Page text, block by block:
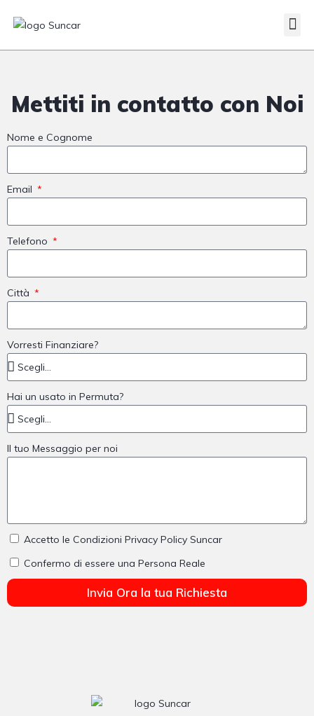
Mettiti in contatto con Noi
Nome e Cognome
Email
Telefono
Città
Vorresti Finanziare?
Hai un usato in Permuta?
Il tuo Messaggio per noi
Accetto le Condizioni Privacy Policy Suncar
Confermo di essere una Persona Reale
Invia Ora la tua Richiesta